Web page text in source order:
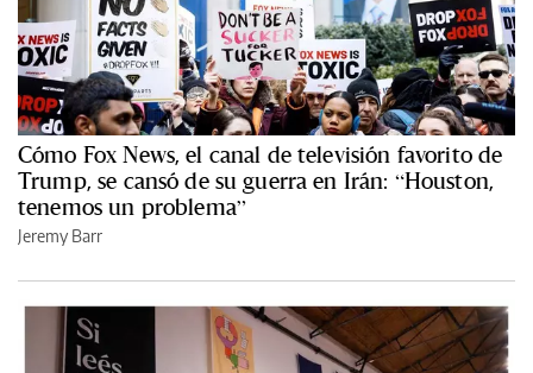
Cómo Fox News, el canal de televisión favorito de
Trump, se cansó de su guerra en Irán: “Houston,
tenemos un problema”
Jeremy Barr